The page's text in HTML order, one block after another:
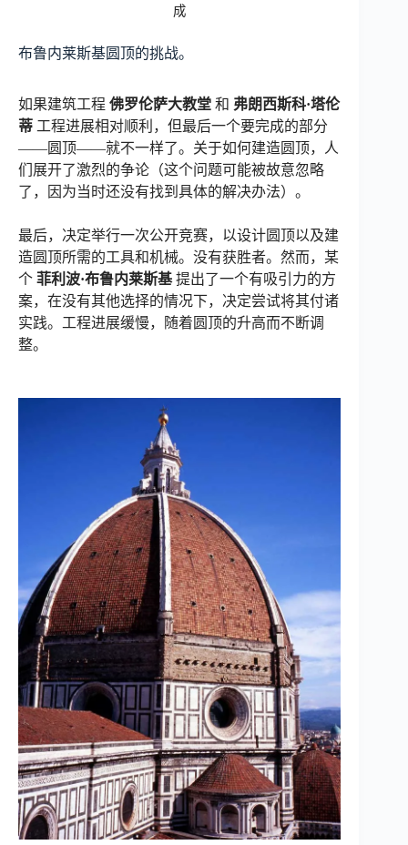
成
布鲁内莱斯基圆顶的挑战。
如果建筑工程 佛罗伦萨大教堂 和 弗朗西斯科·塔伦
蒂 工程进展相对顺利，但最后一个要完成的部分
——圆顶——就不一样了。关于如何建造圆顶，人
们展开了激烈的争论（这个问题可能被故意忽略
了，因为当时还没有找到具体的解决办法）。
最后，决定举行一次公开竞赛，以设计圆顶以及建
造圆顶所需的工具和机械。没有获胜者。然而，某
个 菲利波·布鲁内莱斯基提出了一个有吸引力的方
案，在没有其他选择的情况下，决定尝试将其付诸
实践。工程进展缓慢，随着圆顶的升高而不断调
整。